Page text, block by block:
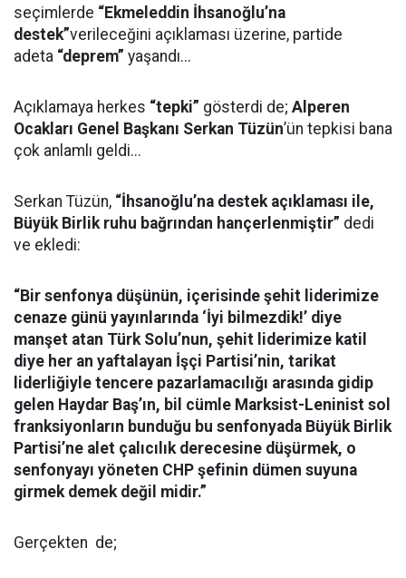
seçimlerde “Ekmeleddin İhsanoğlu’na
destek”verileceğini açıklaması üzerine, partide
adeta “deprem” yaşandı...
Açıklamaya herkes “tepki” gösterdi de; Alperen
Ocakları Genel Başkanı Serkan Tüzün’ün tepkisi bana
çok anlamlı geldi...
Serkan Tüzün, “İhsanoğlu’na destek açıklaması ile,
Büyük Birlik ruhu bağrından hançerlenmiştir” dedi
ve ekledi:
“Bir senfonya düşünün, içerisinde şehit liderimize
cenaze günü yayınlarında ‘İyi bilmezdik!’ diye
manşet atan Türk Solu’nun, şehit liderimize katil
diye her an yaftalayan İşçi Partisi’nin, tarikat
liderliğiyle tencere pazarlamacılığı arasında gidip
gelen Haydar Baş’ın, bil cümle Marksist-Leninist sol
franksiyonların bunduğu bu senfonyada Büyük Birlik
Partisi’ne alet çalıcılık derecesine düşürmek, o
senfonyayı yöneten CHP şefinin dümen suyuna
girmek demek değil midir.”
Gerçekten de;